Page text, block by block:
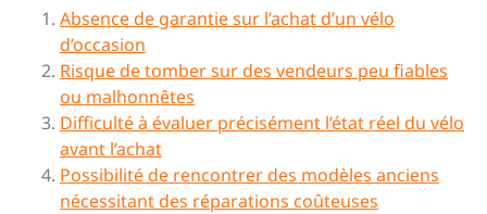
Absence de garantie sur l’achat d’un vélo
d’occasion
Risque de tomber sur des vendeurs peu fiables
ou malhonnêtes
Difficulté à évaluer précisément l’état réel du vélo
avant l’achat
Possibilité de rencontrer des modèles anciens
nécessitant des réparations coûteuses